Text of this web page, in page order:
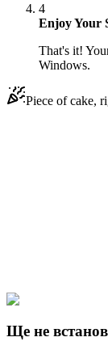
4
Enjoy Your
That's it!
Windows.
Piece of cake,
Windows 95/98
Ще не